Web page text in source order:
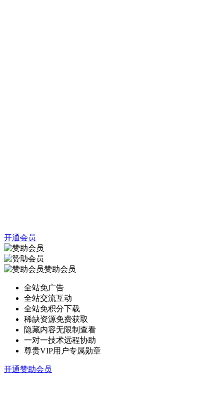
开通会员
赞助会员
全站免广告
全站交流互动
全站免积分下载
稀缺资源免费获取
隐藏内容无限制查看
一对一技术远程协助
尊贵VIP用户专属勋章
开通赞助会员